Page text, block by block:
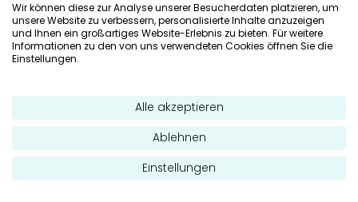
Wir können diese zur Analyse unserer Besucherdaten platzieren, um
unsere Website zu verbessern, personalisierte Inhalte anzuzeigen
und Ihnen ein großartiges Website-Erlebnis zu bieten. Für weitere
Informationen zu den von uns verwendeten Cookies öffnen Sie die
Einstellungen.
Alle akzeptieren
Ablehnen
Einstellungen